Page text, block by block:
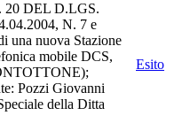
DEL D.LGS.
N. 7 e
una nuova Stazione
mobile DCS,
Pozzi Giovanni
della Ditta
Esito